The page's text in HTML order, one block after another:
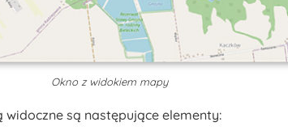
Okno z widokiem mapy
są następujące elementy: